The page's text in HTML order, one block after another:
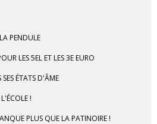
PENDULE
LES 5EL ET LES 3E EURO
ÉTATS D'ÂME
!
PLUS QUE LA PATINOIRE !